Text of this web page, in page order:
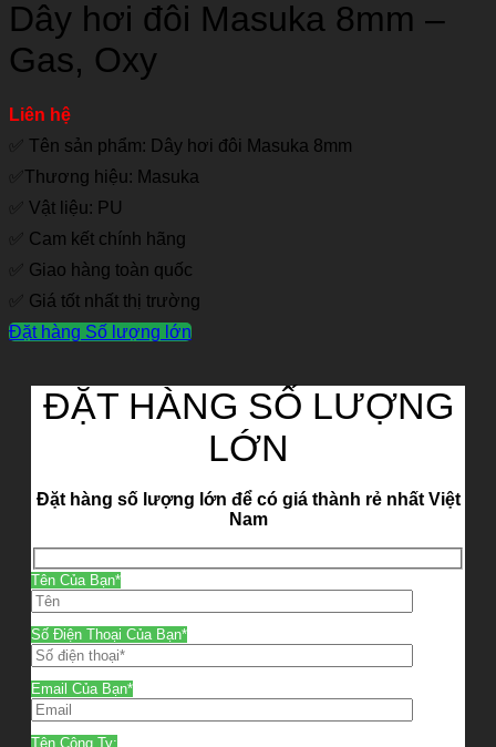
Dây hơi đôi Masuka 8mm –
Gas, Oxy
Liên hệ
✅ Tên sản phẩm: Dây hơi đôi Masuka 8mm
✅Thương hiệu: Masuka
✅ Vật liệu: PU
✅ Cam kết chính hãng
✅ Giao hàng toàn quốc
✅ Giá tốt nhất thị trường
Đặt hàng Số lượng lớn
ĐẶT HÀNG SỐ LƯỢNG
LỚN
Đặt hàng số lượng lớn để có giá thành rẻ nhất Việt
Nam
Tên Của Bạn*
Số Điện Thoại Của Bạn*
Email Của Bạn*
Tên Công Ty: